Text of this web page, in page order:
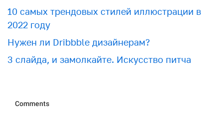
10 самых трендовых стилей иллюстрации в
2022 году
Нужен ли Dribbble дизайнерам?
3 слайда, и замолкайте. Искусство питча